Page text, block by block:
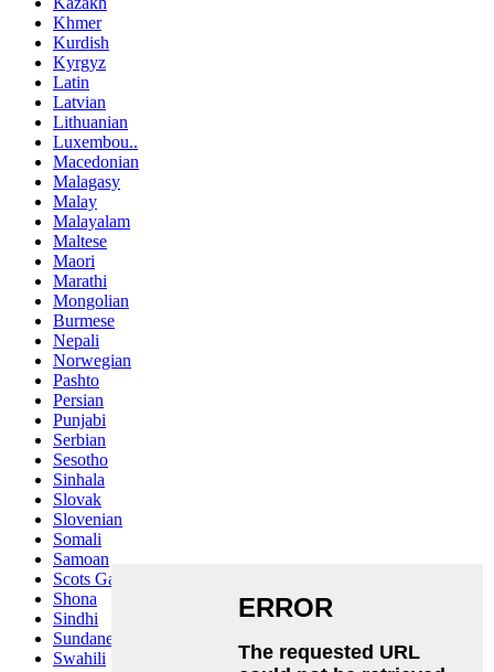
Khmer
Kurdish
Kyrgyz
Latin
Latvian
Lithuanian
Luxembou..
Macedonian
Malagasy
Malay
Malayalam
Maltese
Maori
Marathi
Mongolian
Burmese
Nepali
Norwegian
Pashto
Persian
Punjabi
Serbian
Sesotho
Sinhala
Slovak
Slovenian
Somali
Samoan
Scots Gaelic
Shona
Sindhi
Sundanese
Swahili